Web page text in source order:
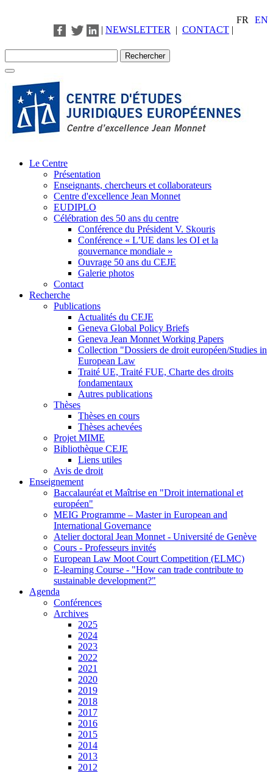
FR
EN
| NEWSLETTER | CONTACT |
Le Centre
Présentation
Enseignants, chercheurs et collaborateurs
Centre d'excellence Jean Monnet
EUDIPLO
Célébration des 50 ans du centre
Conférence du Président V. Skouris
Conférence « L’UE dans les OI et la
gouvernance mondiale »
Ouvrage 50 ans du CEJE
Galerie photos
Contact
Recherche
Publications
Actualités du CEJE
Geneva Global Policy Briefs
Geneva Jean Monnet Working Papers
Collection "Dossiers de droit européen/Studies in
European Law
Traité UE, Traité FUE, Charte des droits
fondamentaux
Autres publications
Thèses
Thèses en cours
Thèses achevées
Projet MIME
Bibliothèque CEJE
Liens utiles
Avis de droit
Enseignement
Baccalauréat et Maîtrise en "Droit international et
européen"
MEIG Programme – Master in European and
International Governance
Atelier doctoral Jean Monnet - Université de Genève
Cours - Professeurs invités
European Law Moot Court Competition (ELMC)
E-learning Course - "How can trade contribute to
sustainable development?"
Agenda
Conférences
Archives
2025
2024
2023
2022
2021
2020
2019
2018
2017
2016
2015
2014
2013
2012